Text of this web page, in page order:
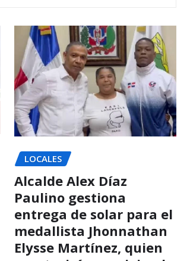
LOCALES
Alcalde Alex Díaz
Paulino gestiona
entrega de solar para el
medallista Jhonnathan
Elysse Martínez, quien